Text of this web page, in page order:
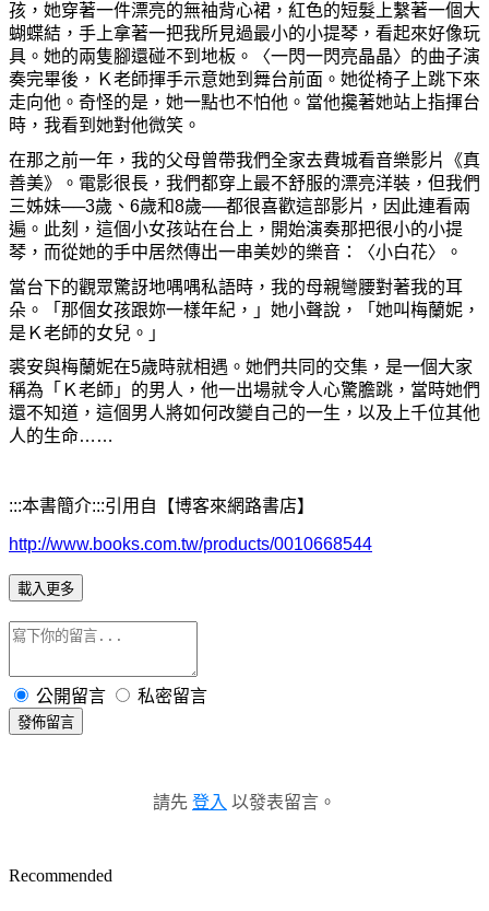
孩， 她穿著一件漂亮的無袖背心裙，紅色的短髮上繫著一個大
蝴蝶結，手上拿著一把我所見過最小的小提琴，看起來好像玩
具。 她的兩隻腳還碰不到地板。〈一閃一閃亮晶晶〉的曲子演
奏完畢後，Ｋ老師揮手示意她到舞台前面。 她從椅子上跳下來
走向他。奇怪的是， 她一點也不怕他。當他攙著她站上指揮台
時，我看到 她對他微笑。
在那之前一年，我的父母曾帶我們全家去費城看音樂影片《真
善美》。電影很長，我們都穿上最不舒服的漂亮洋裝，但我們
三姊妹──3歲、6歲和8歲──都很喜歡這部影片，因此連看兩
遍。此刻，這個小女孩站在台上，開始演奏那把很小的小提
琴，而從她的手中居然傳出一串美妙的樂音：〈小白花〉。
當台下的觀眾驚訝地喁喁私語時，我的母親彎腰對著我的耳
朵 。「那個女孩跟妳一樣年紀，」 她小聲說，「 她叫梅蘭妮 ，
是Ｋ老師的女兒。」
裘安與梅蘭妮在5歲時就相遇。 她們共同的交集，是一個大家
稱為 「Ｋ老師」的男人，他一出場就令人心驚膽跳，當時她們
還不知道，這個男人將如何改變自己的一生，以及上千位其他
人的生命……
:::本書簡介:::引用自【博客來網路書店】
http://www.books.com.tw/products/0010668544
載入更多
公開留言 私密留言
發佈留言
請先 登入 以發表留言。
Recommended